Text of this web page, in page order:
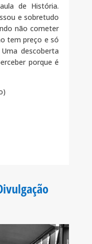
de História.
e sobretudo
não cometer
tem preço e só
descoberta
porque é